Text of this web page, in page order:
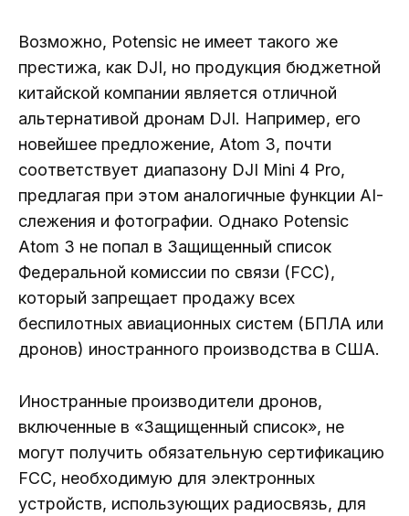
Возможно, Potensic не имеет такого же
престижа, как DJI, но продукция бюджетной
китайской компании является отличной
альтернативой дронам DJI. Например, его
новейшее предложение, Atom 3, почти
соответствует диапазону DJI Mini 4 Pro,
предлагая при этом аналогичные функции AI-
слежения и фотографии. Однако Potensic
Atom 3 не попал в Защищенный список
Федеральной комиссии по связи (FCC),
который запрещает продажу всех
беспилотных авиационных систем (БПЛА или
дронов) иностранного производства в США.
Иностранные производители дронов,
включенные в «Защищенный список», не
могут получить обязательную сертификацию
FCC, необходимую для электронных
устройств, использующих радиосвязь, для